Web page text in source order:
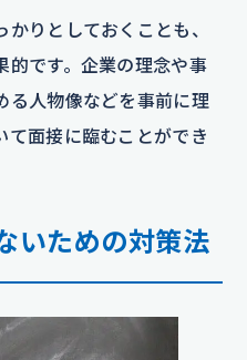
りとしておくことも、
的です。企業の理念や事
る人物像などを事前に理
て面接に臨むことができ
いための対策法